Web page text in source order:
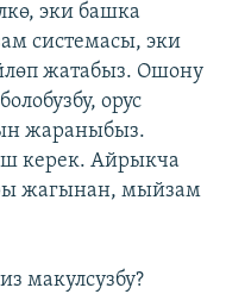
эки башка
системасы, эки
жатабыз. Ошону
орус
жараныбыз.
керек. Айрыкча
жагынан, мыйзам
макулсузбу?